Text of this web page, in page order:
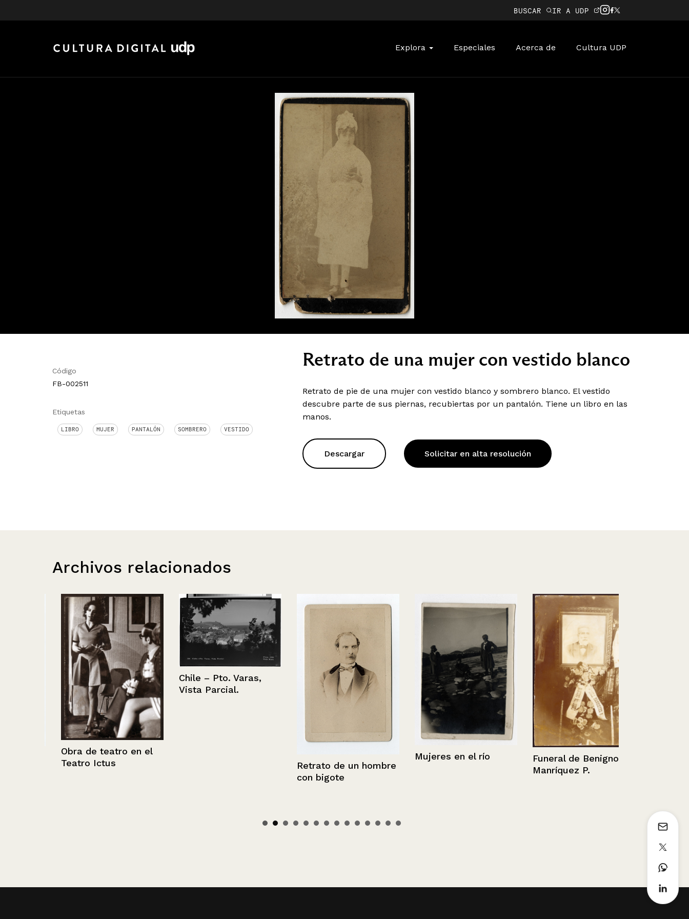
BUSCAR IR A UDP
Explora Especiales Acerca de Cultura UDP
Código
FB-002511
Etiquetas
LIBRO MUJER PANTALÓN SOMBRERO VESTIDO
Retrato de una mujer con vestido blanco
Retrato de pie de una mujer con vestido blanco y sombrero blanco. El vestido
descubre parte de sus piernas, recubiertas por un pantalón. Tiene un libro en las
manos.
Descargar Solicitar en alta resolución
Archivos relacionados
Obra de teatro en el
Teatro Ictus
Chile – Pto. Varas,
Vista Parcial.
Retrato de un hombre
con bigote
Mujeres en el río
Funeral de Benigno
Manríquez P.